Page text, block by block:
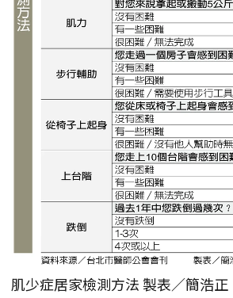
肌少症居家檢測方法 製表／簡浩正